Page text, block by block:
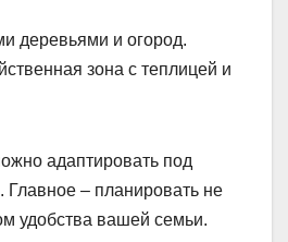
деревьями и огород.
зона с теплицей и
адаптировать под
Главное – планировать не
удобства вашей семьи.